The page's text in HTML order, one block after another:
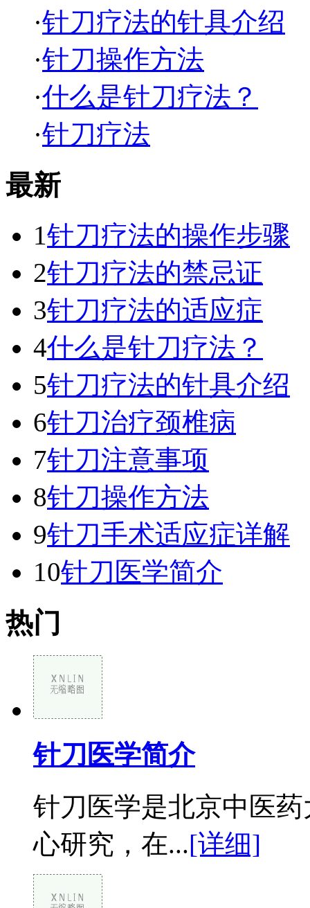
·针刀疗法的针具介绍
·针刀操作方法
·什么是针刀疗法？
·针刀疗法
最新
1针刀疗法的操作步骤
2针刀疗法的禁忌证
3针刀疗法的适应症
4什么是针刀疗法？
5针刀疗法的针具介绍
6针刀治疗颈椎病
7针刀注意事项
8针刀操作方法
9针刀手术适应症详解
10针刀医学简介
热门
针刀医学简介
针刀医学是北京中医
心研究，在...[详细]